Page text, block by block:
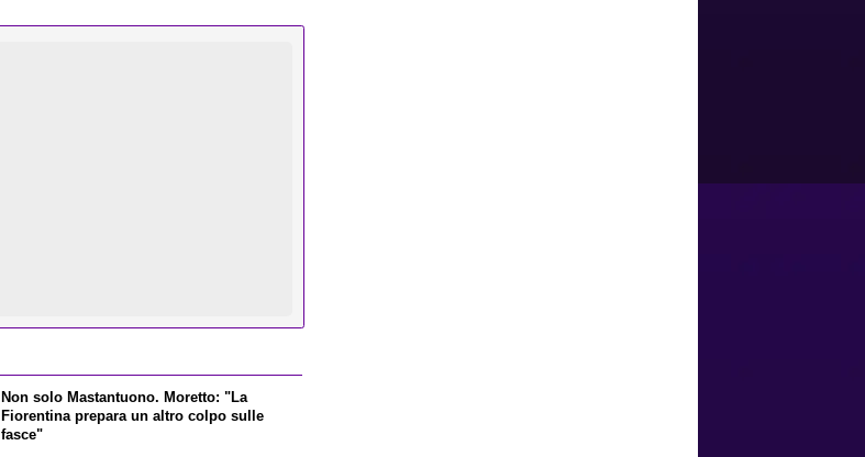
Non solo Mastantuono. Moretto: "La
Fiorentina prepara un altro colpo sulle
fasce"